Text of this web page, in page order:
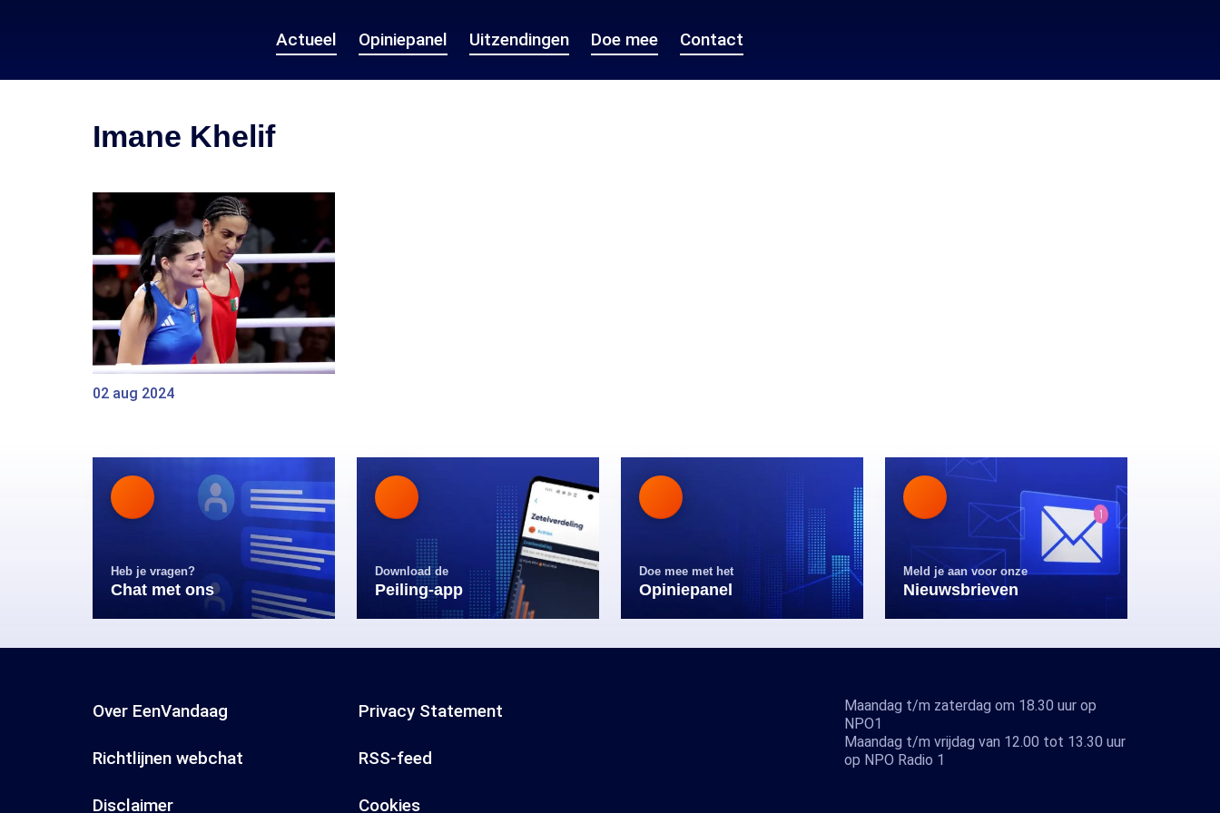
Actueel Opiniepanel Uitzendingen Doe mee Contact
Imane Khelif
02 aug 2024
Heb je vragen?
Chat met ons
Download de
Peiling-app
Doe mee met het
Opiniepanel
Meld je aan voor onze
Nieuwsbrieven
Over EenVandaag Privacy Statement
Richtlijnen webchat RSS-feed
Disclaimer Cookies
Maandag t/m zaterdag om 18.30 uur op
NPO1
Maandag t/m vrijdag van 12.00 tot 13.30 uur
op NPO Radio 1